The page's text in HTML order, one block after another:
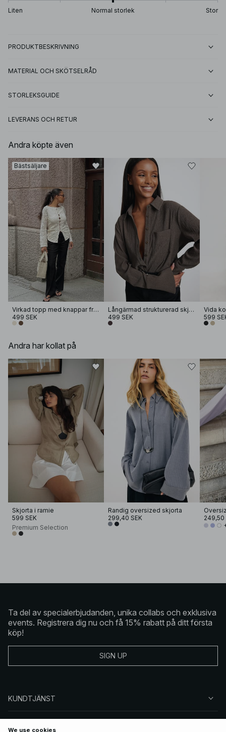
Liten Normal storlek Stor
PRODUKTBESKRIVNING
MATERIAL OCH SKÖTSELRÅD
STORLEKSGUIDE
LEVERANS OCH RETUR
Andra köpte även
Bästsäljare
Virkad topp med knappar framtill
499 SEK
Långärmad strukturerad skjorta med ficka
499 SEK
599
Andra har kollat på
Skjorta i ramie
599 SEK
Premium Selection
Randig oversized skjorta
299,40 SEK
249,50
Ta del av specialerbjudanden, unika collabs och exklusiva
events. Registrera dig nu och få 15% rabatt på ditt första
köp!
SIGN UP
KUNDTJÄNST